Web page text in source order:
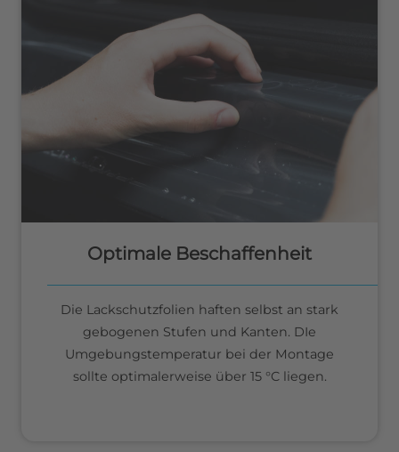
Optimale Beschaffenheit
Die Lackschutzfolien haften selbst an stark
gebogenen Stufen und Kanten. DIe
Umgebungstemperatur bei der Montage
sollte optimalerweise über 15 °C liegen.